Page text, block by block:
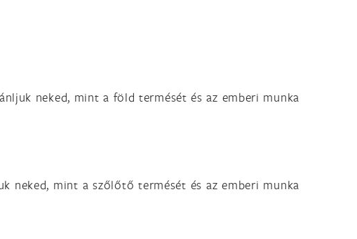
neked, mint a föld termését és az emberi munka
neked, mint a szőlőtő termését és az emberi munka